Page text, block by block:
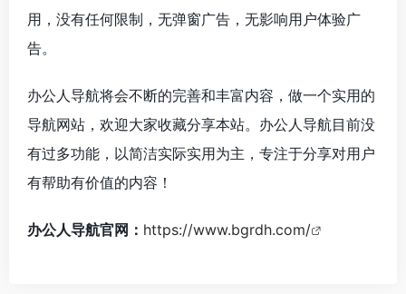
用，没有任何限制，无弹窗广告，无影响用户体验广
告。
办公人导航将会不断的完善和丰富内容，做一个实用的
导航网站，欢迎大家收藏分享本站。办公人导航目前没
有过多功能，以简洁实际实用为主，专注于分享对用户
有帮助有价值的内容！
办公人导航官网： https://www.bgrdh.com/